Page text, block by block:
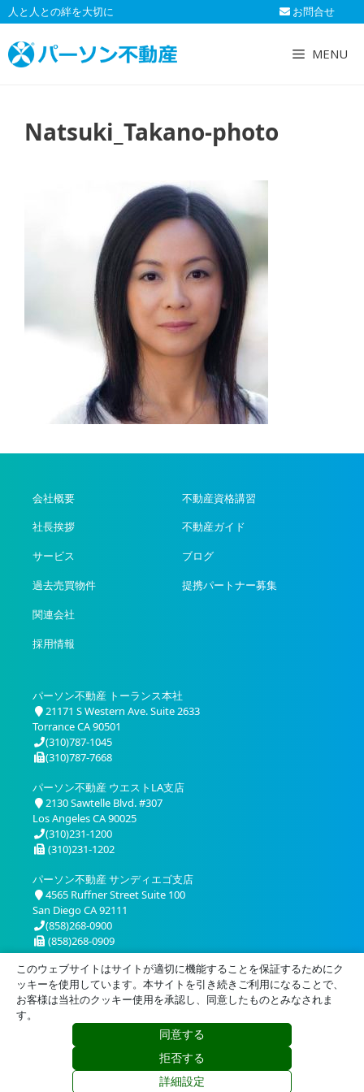
コ
ン
テ
ン
人と人との絆を大切に お問合せ
MENU
Natsuki_Takano-photo
会社概要
社長挨拶
サービス
過去売買物件
関連会社
採用情報
不動産資格講習
不動産ガイド
ブログ
提携パートナー募集
パーソン不動産 トーランス本社
21171 S Western Ave. Suite 2633
Torrance CA 90501
(310)787-1045
(310)787-7668
パーソン不動産 ウエストLA支店
2130 Sawtelle Blvd. #307
Los Angeles CA 90025
(310)231-1200
(310)231-1202
パーソン不動産 サンディエゴ支店
4565 Ruffner Street Suite 100
San Diego CA 92111
(858)268-0900
(858)268-0909
© 2026 Person Realty, Inc. All Rights Reserved.
このウェブサイトはサイトが適切に機能することを保証するためにク
ッキーを使用しています。本サイトを引き続きご利用になることで、
お客様は当社のクッキー使用を承認し、同意したものとみなされま
す。
同意する
拒否する
詳細設定